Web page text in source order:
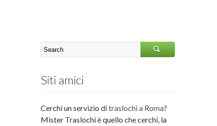
Siti amici
Cerchi un servizio ditraslochi a Roma?
Mister Traslochi è quello che cerchi, la